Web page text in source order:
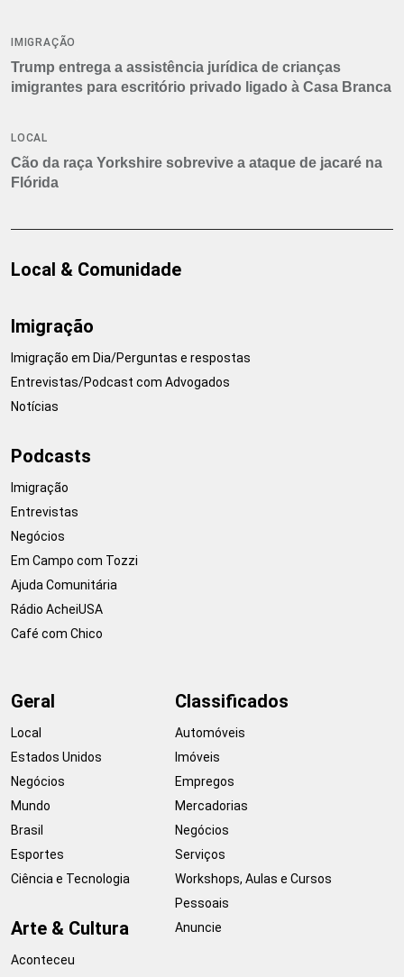
IMIGRAÇÃO
Trump entrega a assistência jurídica de crianças
imigrantes para escritório privado ligado à Casa Branca
LOCAL
Cão da raça Yorkshire sobrevive a ataque de jacaré na
Flórida
Local & Comunidade
Imigração
Imigração em Dia/Perguntas e respostas
Entrevistas/Podcast com Advogados
Notícias
Podcasts
Imigração
Entrevistas
Negócios
Em Campo com Tozzi
Ajuda Comunitária
Rádio AcheiUSA
Café com Chico
Geral
Local
Estados Unidos
Negócios
Mundo
Brasil
Esportes
Ciência e Tecnologia
Arte & Cultura
Aconteceu
Classificados
Automóveis
Imóveis
Empregos
Mercadorias
Negócios
Serviços
Workshops, Aulas e Cursos
Pessoais
Anuncie